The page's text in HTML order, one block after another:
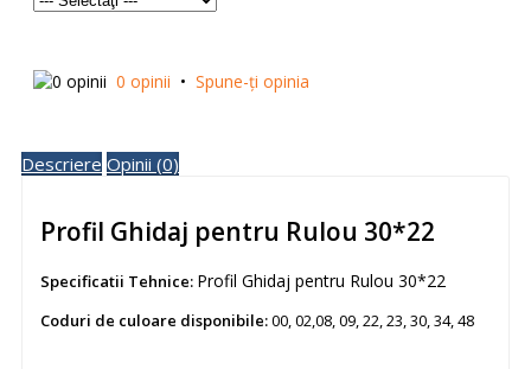
0 opinii • Spune-ţi opinia
Descriere Opinii (0)
Profil Ghidaj pentru Rulou 30*22
Specificatii Tehnice: Profil Ghidaj pentru Rulou 30*22
Coduri de culoare disponibile:00, 02,08, 09, 22, 23, 30, 34, 48